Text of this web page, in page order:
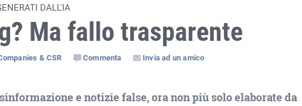
DALL'IA
Ma fallo trasparente
& CSR Commenta Invia ad un amico
e notizie false, ora non più solo elaborate da